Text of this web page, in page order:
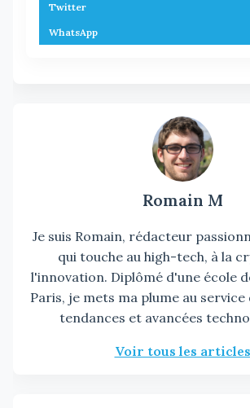
Twitter
WhatsApp
Romain M
Je suis Romain, rédacteur
qui touche au high-tech, à la
l'innovation. Diplômé d'une école
Paris, je mets ma plume au
tendances et avancées
Voir tous les articles